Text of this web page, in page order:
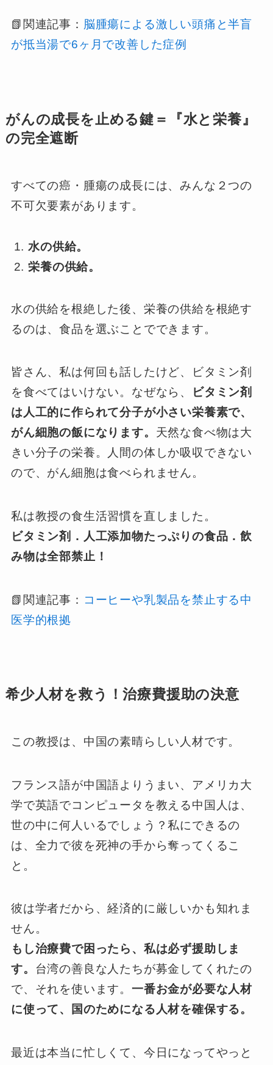
📗関連記事： 脳腫瘍による激しい頭痛と半盲
が抵当湯で6ヶ月で改善した症例
がんの成長を止める鍵＝『水と栄養』
の完全遮断
すべての癌・腫瘍の成長には、みんな２つの
不可欠要素があります。
水の供給。
栄養の供給。
水の供給を根絶した後、栄養の供給を根絶す
るのは、食品を選ぶことでできます。
皆さん、私は何回も話したけど、ビタミン剤
を食べてはいけない。なぜなら、
ビタミン剤
は人工的に作られて分子が小さい栄養素で、
がん細胞の飯になります。 天然な食べ物は大
きい分子の栄養。人間の体しか吸収できない
ので、がん細胞は食べられません。
私は教授の食生活習慣を直しました。
ビタミン剤．人工添加物たっぷりの食品．飲
み物は全部禁止！
📗関連記事： コーヒーや乳製品を禁止する中
医学的根拠
希少人材を救う！治療費援助の決意
この教授は、中国の素晴らしい人材です。
フランス語が中国語よりうまい、アメリカ大
学で英語でコンピュータを教える中国人は、
世の中に何人いるでしょう？私にできるの
は、全力で彼を死神の手から奪ってくるこ
と。
彼は学者だから、経済的に厳しいかも知れま
せん。
もし治療費で困ったら、私は必ず援助しま
す。 台湾の善良な人たちが募金してくれたの
で、それを使います。 一番お金が必要な人材
に使って、国のためになる人材を確保する。
最近は本当に忙しくて、今日になってやっと